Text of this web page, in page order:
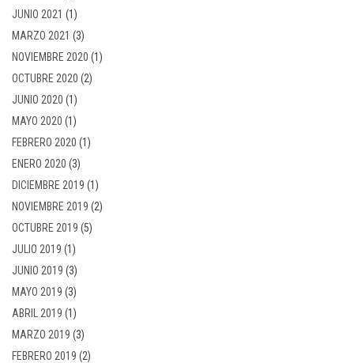
JUNIO 2021 (1)
MARZO 2021 (3)
NOVIEMBRE 2020 (1)
OCTUBRE 2020 (2)
JUNIO 2020 (1)
MAYO 2020 (1)
FEBRERO 2020 (1)
ENERO 2020 (3)
DICIEMBRE 2019 (1)
NOVIEMBRE 2019 (2)
OCTUBRE 2019 (5)
JULIO 2019 (1)
JUNIO 2019 (3)
MAYO 2019 (3)
ABRIL 2019 (1)
MARZO 2019 (3)
FEBRERO 2019 (2)